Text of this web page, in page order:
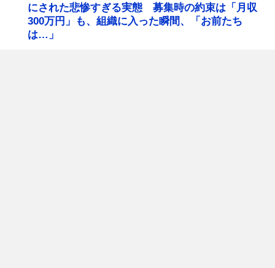
にされた悲惨すぎる実態 募集時の約束は「月収
300万円」も、組織に入った瞬間、「お前たち
は…」